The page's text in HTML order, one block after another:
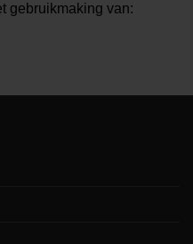
gebruikmaking van: